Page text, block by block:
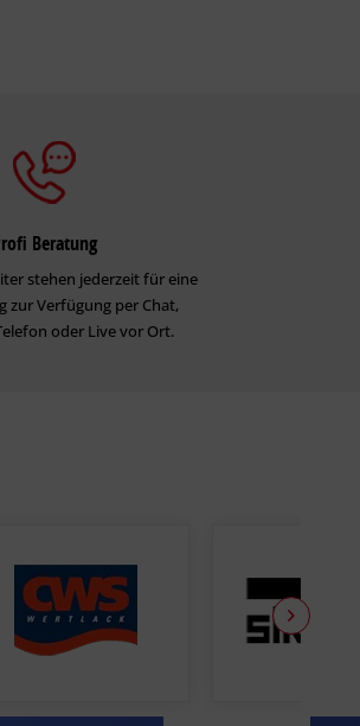
Beratung
stehen jederzeit für eine
zur Verfügung per Chat,
oder Live vor Ort.